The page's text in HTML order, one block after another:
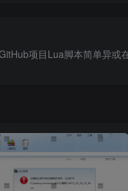
项目Lua脚本简单异或